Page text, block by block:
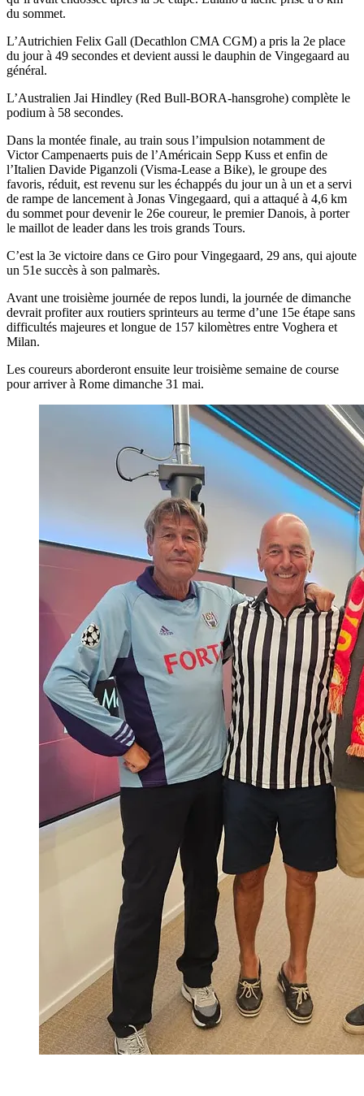
du sommet.
L’Autrichien Felix Gall (Decathlon CMA CGM) a pris la 2e place
du jour à 49 secondes et devient aussi le dauphin de Vingegaard au
général.
L’Australien Jai Hindley (Red Bull-BORA-hansgrohe) complète le
podium à 58 secondes.
Dans la montée finale, au train sous l’impulsion notamment de
Victor Campenaerts puis de l’Américain Sepp Kuss et enfin de
l’Italien Davide Piganzoli (Visma-Lease a Bike), le groupe des
favoris, réduit, est revenu sur les échappés du jour un à un et a servi
de rampe de lancement à Jonas Vingegaard, qui a attaqué à 4,6 km
du sommet pour devenir le 26e coureur, le premier Danois, à porter
le maillot de leader dans les trois grands Tours.
C’est la 3e victoire dans ce Giro pour Vingegaard, 29 ans, qui ajoute
un 51e succès à son palmarès.
Avant une troisième journée de repos lundi, la journée de dimanche
devrait profiter aux routiers sprinteurs au terme d’une 15e étape sans
difficultés majeures et longue de 157 kilomètres entre Voghera et
Milan.
Les coureurs aborderont ensuite leur troisième semaine de course
pour arriver à Rome dimanche 31 mai.